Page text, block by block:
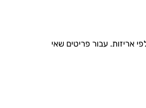
אריזות. עבור פריטים שאי